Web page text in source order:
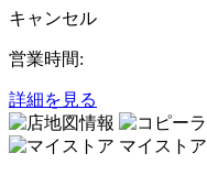
キャンセル
営業時間:
詳細を見る
マイストア